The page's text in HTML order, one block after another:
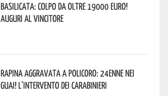
Basilicata: colpo da oltre 19000 Euro!
Auguri al vincitore
Rapina aggravata a Policoro: 24enne nei
guai! L’intervento dei Carabinieri